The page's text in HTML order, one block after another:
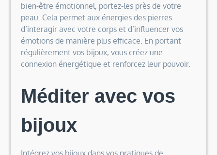
bien-être émotionnel, portez-les près de votre
peau. Cela permet aux énergies des pierres
d’interagir avec votre corps et d’influencer vos
émotions de manière plus efficace. En portant
régulièrement vos bijoux, vous créez une
connexion énergétique et renforcez leur pouvoir.
Méditer avec vos
bijoux